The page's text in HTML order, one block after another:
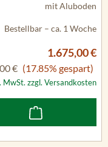
mit Aluboden
Bestellbar – ca. 1 Woche
1.675,00 €
€ (17.85% gespart)
MwSt. zzgl. Versandkosten